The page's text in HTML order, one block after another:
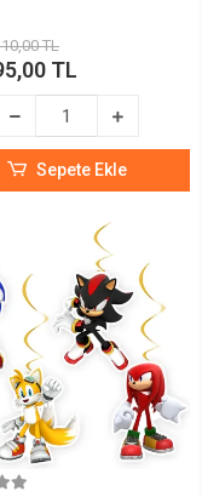
TL
TL
Sepete Ekle